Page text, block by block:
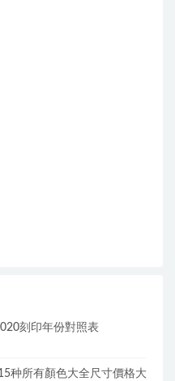
刻印年份對照表
种所有顏色大全尺寸價格大